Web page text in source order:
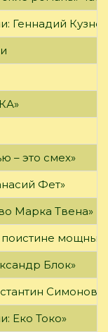
Геннадий
– это смех»
Фет»
Марка Твена»
Блок»
Симонов»
Еко Токо»